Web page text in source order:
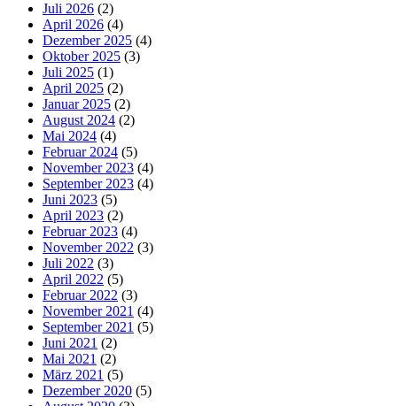
Juli 2026 (2)
April 2026 (4)
Dezember 2025 (4)
Oktober 2025 (3)
Juli 2025 (1)
April 2025 (2)
Januar 2025 (2)
August 2024 (2)
Mai 2024 (4)
Februar 2024 (5)
November 2023 (4)
September 2023 (4)
Juni 2023 (5)
April 2023 (2)
Februar 2023 (4)
November 2022 (3)
Juli 2022 (3)
April 2022 (5)
Februar 2022 (3)
November 2021 (4)
September 2021 (5)
Juni 2021 (2)
Mai 2021 (2)
März 2021 (5)
Dezember 2020 (5)